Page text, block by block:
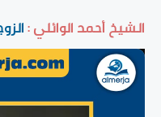
الشيخ أحمد الوائلي :